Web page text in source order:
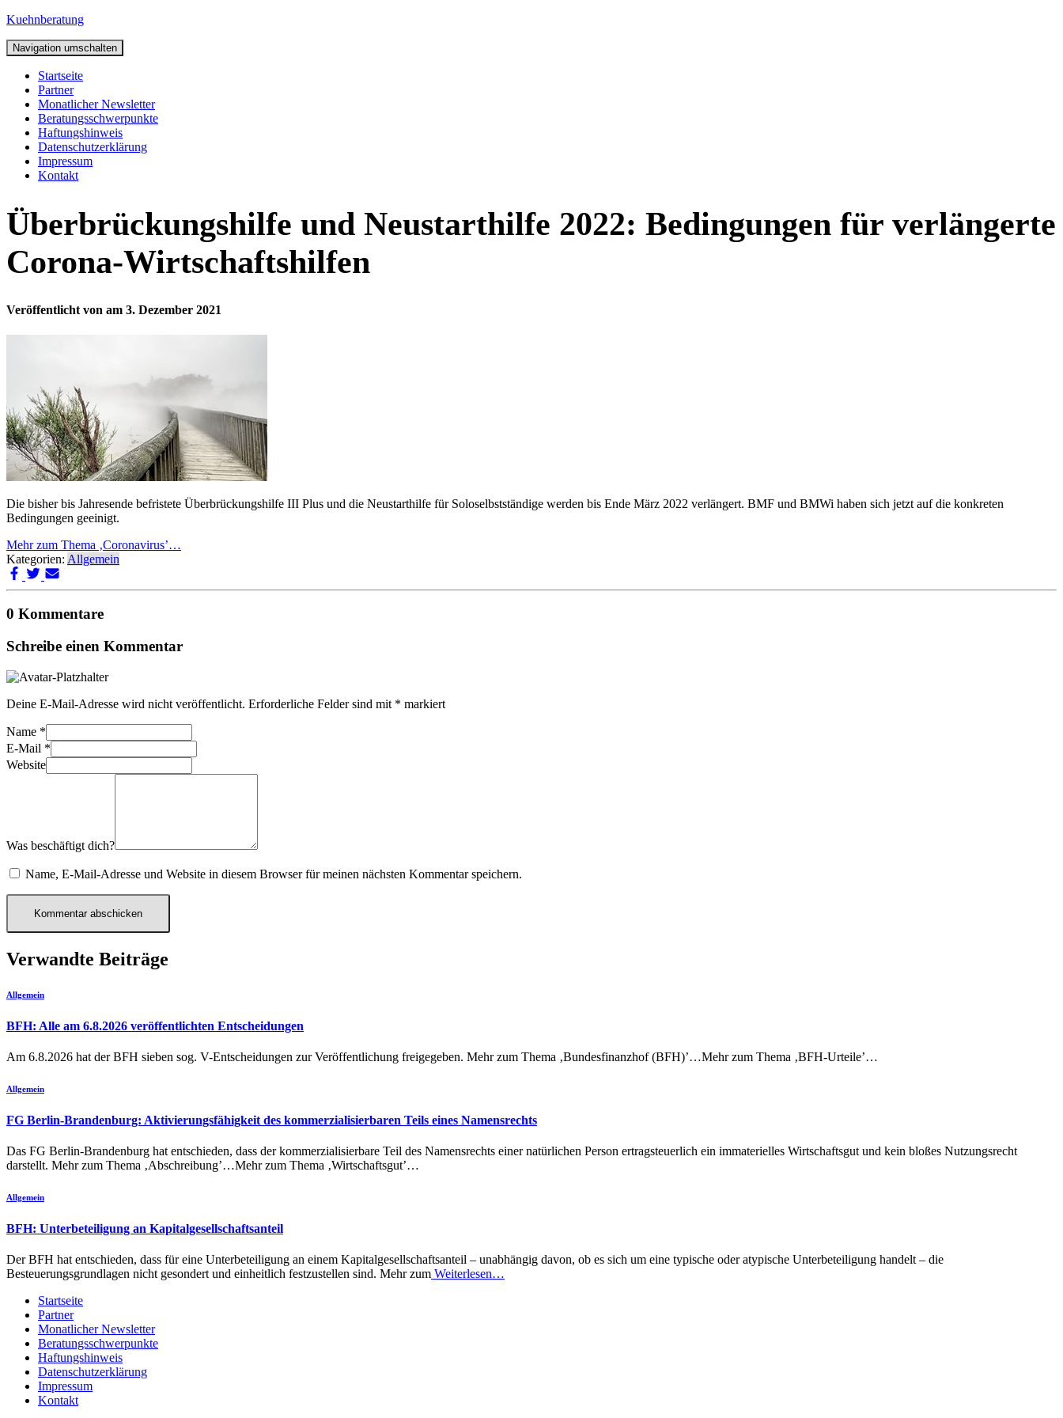
Kuehnberatung
Navigation umschalten
Startseite
Partner
Monatlicher Newsletter
Beratungsschwerpunkte
Haftungshinweis
Datenschutzerklärung
Impressum
Kontakt
Überbrückungshilfe und Neustarthilfe 2022: Bedingungen für verlängerte
Corona-Wirtschaftshilfen
Veröffentlicht von am 3. Dezember 2021
Die bisher bis Jahresende befristete Überbrückungshilfe III Plus und die Neustarthilfe für Soloselbstständige werden bis Ende März 2022 verlängert. BMF und BMWi haben sich jetzt auf die konkreten
Bedingungen geeinigt.
Mehr zum Thema ‚Coronavirus’…
Kategorien: Allgemein
0 Kommentare
Schreibe einen Kommentar
Deine E-Mail-Adresse wird nicht veröffentlicht. Erforderliche Felder sind mit * markiert
Name *
E-Mail *
Website
Was beschäftigt dich?
Name, E-Mail-Adresse und Website in diesem Browser für meinen nächsten Kommentar speichern.
Verwandte Beiträge
Allgemein
BFH: Alle am 6.8.2026 veröffentlichten Entscheidungen
Am 6.8.2026 hat der BFH sieben sog. V-Entscheidungen zur Veröffentlichung freigegeben. Mehr zum Thema ‚Bundesfinanzhof (BFH)’…Mehr zum Thema ‚BFH-Urteile’…
Allgemein
FG Berlin-Brandenburg: Aktivierungsfähigkeit des kommerzialisierbaren Teils eines Namensrechts
Das FG Berlin-Brandenburg hat entschieden, dass der kommerzialisierbare Teil des Namensrechts einer natürlichen Person ertragsteuerlich ein immaterielles Wirtschaftsgut und kein bloßes Nutzungsrecht
darstellt. Mehr zum Thema ‚Abschreibung’…Mehr zum Thema ‚Wirtschaftsgut’…
Allgemein
BFH: Unterbeteiligung an Kapitalgesellschaftsanteil
Der BFH hat entschieden, dass für eine Unterbeteiligung an einem Kapitalgesellschaftsanteil – unabhängig davon, ob es sich um eine typische oder atypische Unterbeteiligung handelt – die
Besteuerungsgrundlagen nicht gesondert und einheitlich festzustellen sind. Mehr zum Weiterlesen…
Startseite
Partner
Monatlicher Newsletter
Beratungsschwerpunkte
Haftungshinweis
Datenschutzerklärung
Impressum
Kontakt